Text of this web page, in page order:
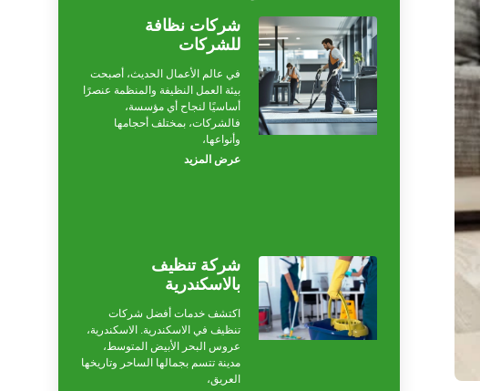
شركات نظافة
للشركات
في عالم الأعمال الحديث، أصبحت
بيئة العمل النظيفة والمنظمة عنصرًا
أساسيًا لنجاح أي مؤسسة،
فالشركات، بمختلف أحجامها
وأنواعها،
عرض المزيد
شركة تنظيف
بالاسكندرية
اكتشف خدمات أفضل شركات
تنظيف في الاسكندرية. الاسكندرية،
عروس البحر الأبيض المتوسط،
مدينة تتسم بجمالها الساحر وتاريخها
العريق،